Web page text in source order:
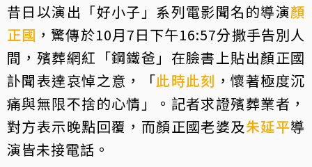
昔日以演出「好小子」系列電影聞名的導演顏
正國 ，驚傳於10月7日下午16:57分撒手告別人
間，殯葬網紅「鋼鐵爸」在臉書上貼出顏正國
訃聞表達哀悼之意，「此時此刻 ，懷著極度沉
痛與無限不捨的心情」。記者求證殯葬業者，
對方表示晚點回覆，而顏正國老婆及朱延平導
演皆未接電話。